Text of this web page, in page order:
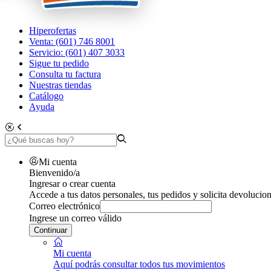
Hiperofertas
Venta: (601) 746 8001
Servicio: (601) 407 3033
Sigue tu pedido
Consulta tu factura
Nuestras tiendas
Catálogo
Ayuda
Mi cuenta
Bienvenido/a
Ingresar o crear cuenta
Accede a tus datos personales, tus pedidos y solicita
Correo electrónico
Ingrese un correo válido
Continuar
Mi cuenta
Aquí podrás consultar todos tus movimientos